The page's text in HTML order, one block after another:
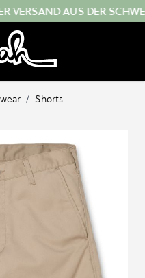
AUS DER SCHWEIZ
/ Shorts